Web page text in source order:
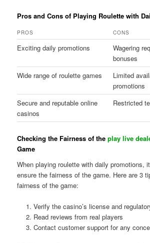
Pros and Cons of Playing Roulette with
PROS CONS
Exciting daily promotions
Wagering
bonuses
Wide range of roulette games
Limited
promotions
Secure and reputable online
casinos
Restricted
Checking the Fairness of theplay live
Game
When playing roulette with daily promotions,
ensure the fairness of the game. Here are 3
fairness of the game:
Verify the casino’s license and
Read reviews from real players
Contact customer support for any